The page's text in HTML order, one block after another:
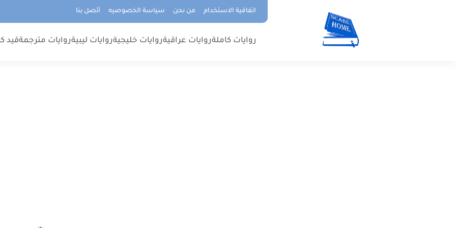
اتفاقية الاستخدام من نحن سياسة الخصوصيه أتصل بنا
روايات كاملةروايات عراقيةروايات خليجيةروايات ليبيةروايات مترجمةقيد